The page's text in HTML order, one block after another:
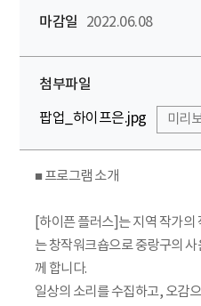
마감일
2022.06.08
첨부파일
팝업_하이프은.jpg 미리
■ 프로그램 소개
[하이픈 플러스]는 지역 작가
는 창작워크숍으로 중랑구의
께 합니다.
일상의 소리를 수집하고, 오감